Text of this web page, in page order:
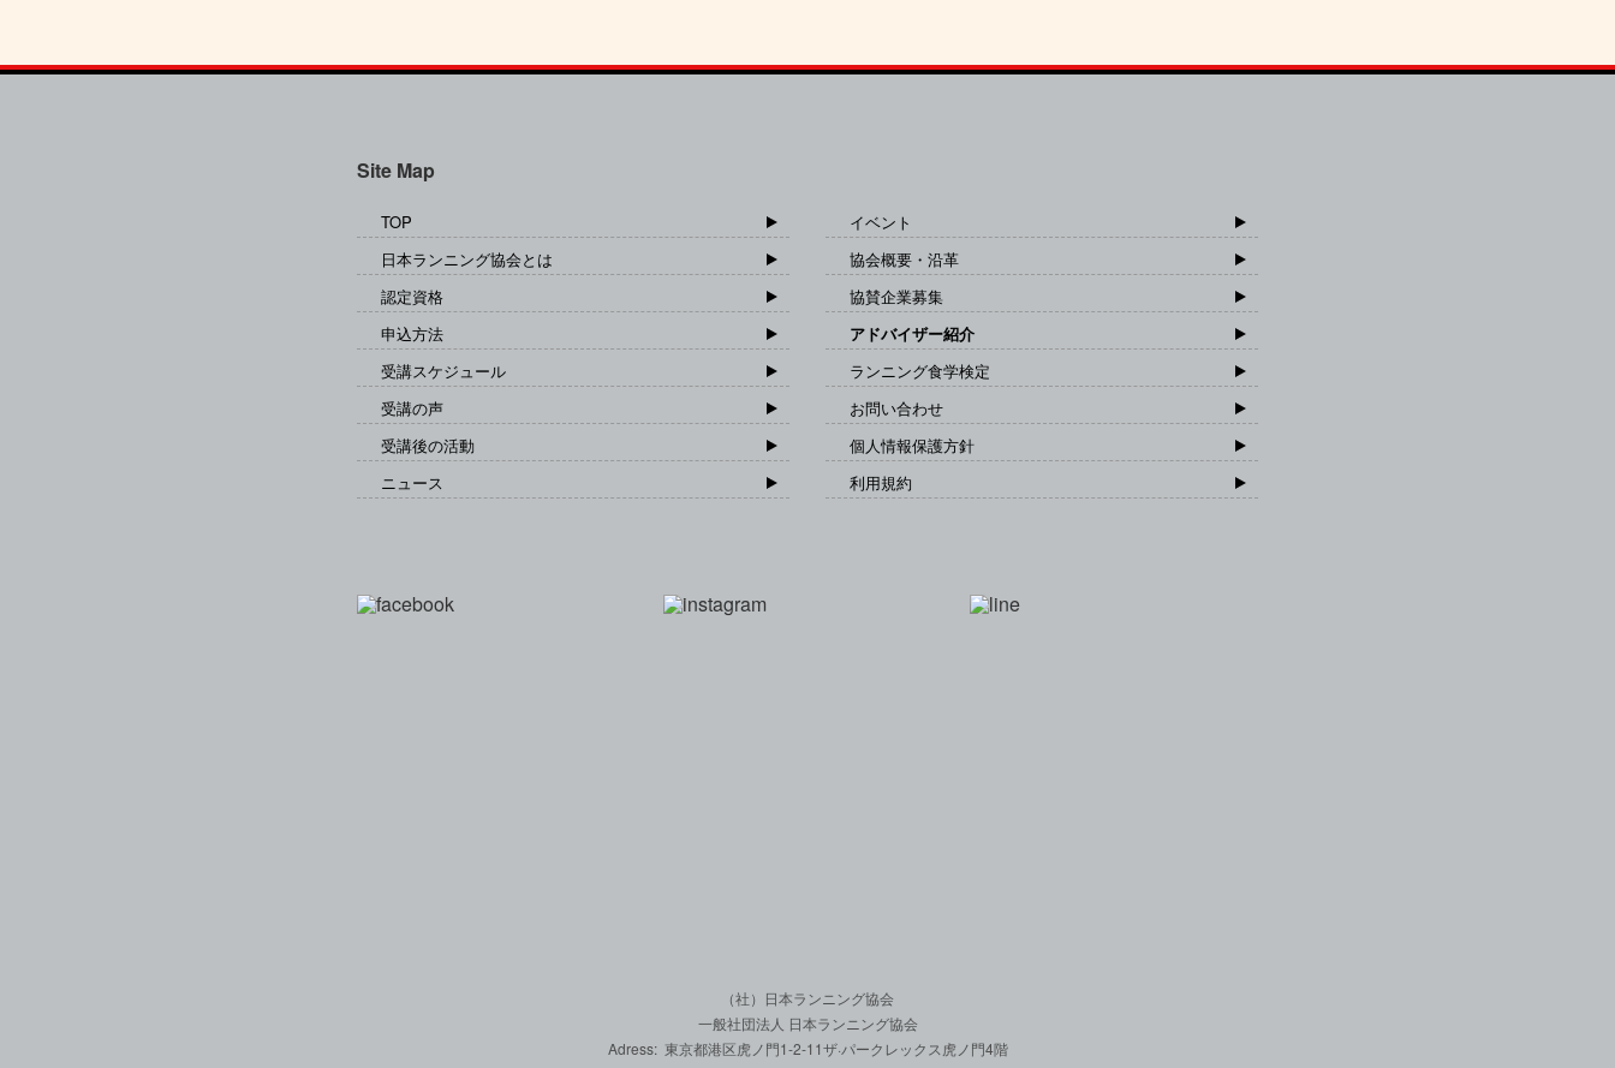
Site Map
TOP
日本ランニング協会とは
認定資格
申込方法
受講スケジュール
受講の声
受講後の活動
ニュース
イベント
協会概要・沿革
協賛企業募集
アドバイザー紹介
ランニング食学検定
お問い合わせ
個人情報保護方針
利用規約
（社）日本ランニング協会
一般社団法人 日本ランニング協会
Adress: 東京都港区虎ノ門1-2-11ザ·パークレックス虎ノ門4階